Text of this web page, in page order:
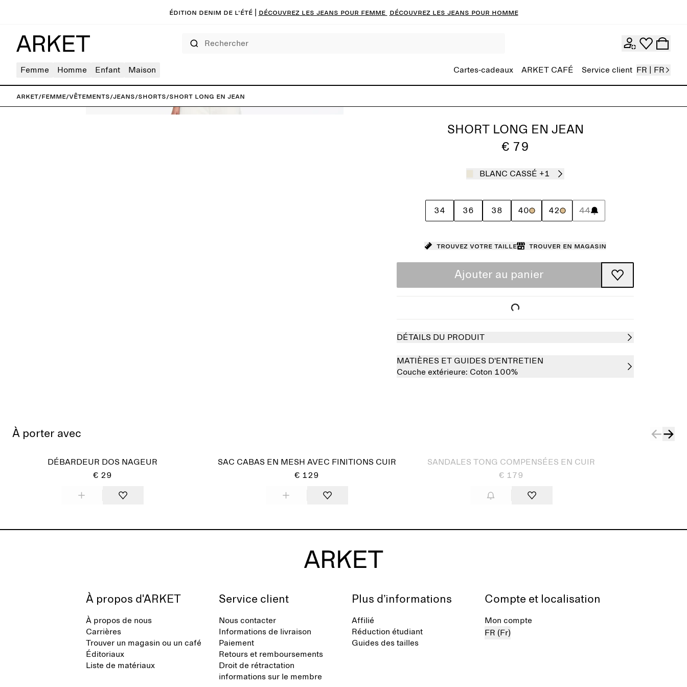
Édition denim de l'été | Découvrez les jeans pour femme Découvrez les jeans pour homme
Femme Homme Enfant Maison Cartes-cadeaux ARKET CAFÉ Service client FR | FR
ARKET/Femme/Vêtements/Jeans/Shorts/Short long en jean
SHORT LONG EN JEAN
€ 79
BLANC CASSÉ +1
34 36 38 40 42 44
Trouvez votre taille Trouver en magasin
Ajouter au panier
DÉTAILS DU PRODUIT
MATIÈRES ET GUIDES D'ENTRETIEN
Couche extérieure: Coton 100%
À porter avec
DÉBARDEUR DOS NAGEUR
€ 29
SAC CABAS EN MESH AVEC FINITIONS CUIR
€ 129
SANDALES TONG COMPENSÉES EN CUIR
€ 179
À propos d'ARKET
À propos de nous
Carrières
Trouver un magasin ou un café
Éditoriaux
Liste de matériaux
Service client
Nous contacter
Informations de livraison
Paiement
Retours et remboursements
Droit de rétractation
informations sur le membre
Plus d’informations
Affilié
Réduction étudiant
Guides des tailles
Compte et localisation
Mon compte
FR (Fr)